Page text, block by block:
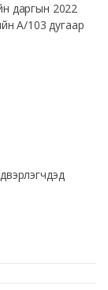
даргын 2022
А/103 дугаар